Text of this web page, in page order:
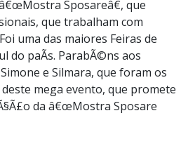
Sposareâ€, que
que trabalham com
uma das maiores Feiras de
do paÃ­s. ParabÃ©ns aos
e Silmara, que foram os
mega evento, que promete
da â€œMostra Sposare